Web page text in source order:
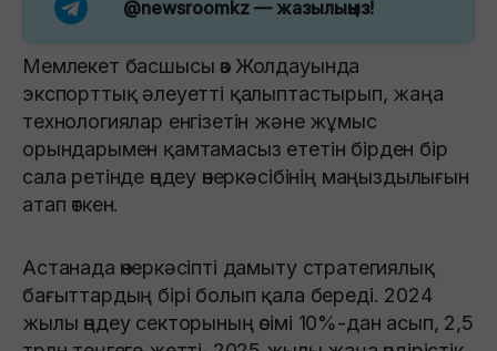
@newsroomkz — жазылыңыз!
Мемлекет басшысы өз Жолдауында
экспорттық әлеуетті қалыптастырып, жаңа
технологиялар енгізетін және жұмыс
орындарымен қамтамасыз ететін бірден бір
сала ретінде өңдеу өнеркәсібінің маңыздылығын
атап өткен.
Астанада өнеркәсіпті дамыту стратегиялық
бағыттардың бірі болып қала береді. 2024
жылы өңдеу секторының өсімі 10%-дан асып, 2,5